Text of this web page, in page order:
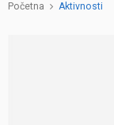
Početna Aktivnosti